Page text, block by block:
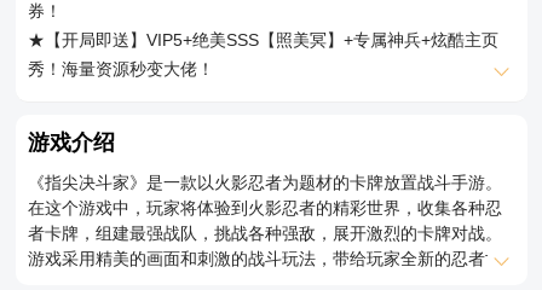
券！
★【开局即送】VIP5+绝美SSS【照美冥】+专属神兵+炫酷主页
秀！海量资源秒变大佬！
★【登录豪礼】次日登录送自来也！3天送文太！7天送★【仙人
自来也】！妙木山之力觉醒！
★【15天目标】照美冥直升20星！再送2000代金券！
★【通关主线】立送10000抽！抽到爽！抽不停！
★后缀说明：每日白嫖648！累计狂送3万代金券！
游戏介绍
《指尖决斗家》是一款以火影忍者为题材的卡牌放置战斗手游。
在这个游戏中，玩家将体验到火影忍者的精彩世界，收集各种忍
者卡牌，组建最强战队，挑战各种强敌，展开激烈的卡牌对战。
游戏采用精美的画面和刺激的战斗玩法，带给玩家全新的忍者世